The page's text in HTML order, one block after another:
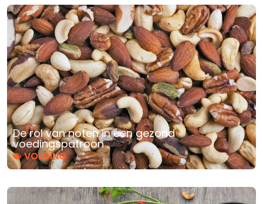
De rol van noten in een gezond
voedingspatroon
VOEDING